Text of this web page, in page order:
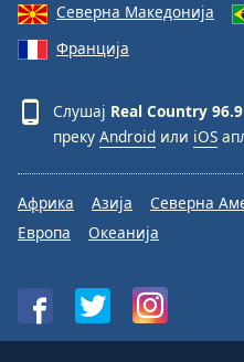
Северна Македонија
Франција
Слушај Real Country 96.9
преку Android или iOS
Африка Азија Северна
Европа
Океанија